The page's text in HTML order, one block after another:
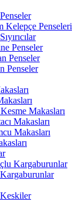
Kelepçe Penseleri
Penseler
Penseler
Penseler
Makasları
Makasları
Makasları
Kargaburunlar